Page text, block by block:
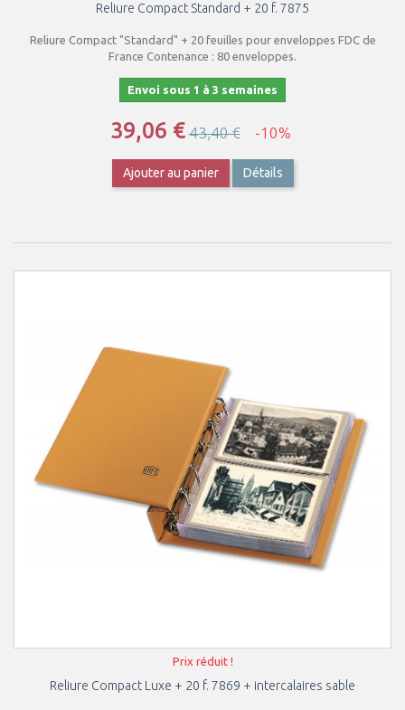
Reliure Compact Standard + 20 f. 7875
Reliure Compact "Standard" + 20 feuilles pour enveloppes FDC de
France Contenance : 80 enveloppes.
Envoi sous 1 à 3 semaines
39,06 €43,40 € -10%
Ajouter au panier Détails
Prix réduit !
Reliure Compact Luxe + 20 f. 7869 + intercalaires sable